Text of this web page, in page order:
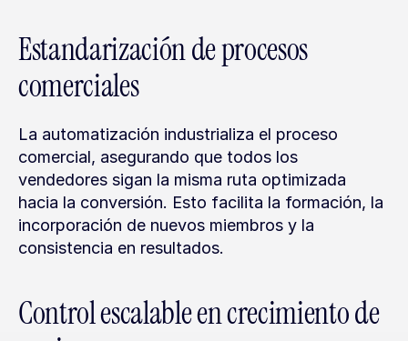
Estandarización de procesos
comerciales
La automatización industrializa el proceso
comercial, asegurando que todos los
vendedores sigan la misma ruta optimizada
hacia la conversión. Esto facilita la formación, la
incorporación de nuevos miembros y la
consistencia en resultados.
Control escalable en crecimiento de